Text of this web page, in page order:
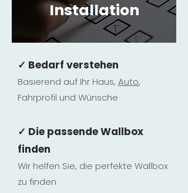
Installation
✓ Bedarf verstehen
Basierend auf Ihr Haus, Auto,
Fahrprofil und Wünsche
✓ Die passende Wallbox
finden
Wir helfen Sie, die perfekte Wallbox
zu finden